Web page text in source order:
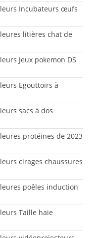
Incubateurs œufs
litières chat de
Jeux pokemon DS
Egouttoirs à
sacs à dos
protéines de 2023
cirages chaussures
poêles induction
Taille haie